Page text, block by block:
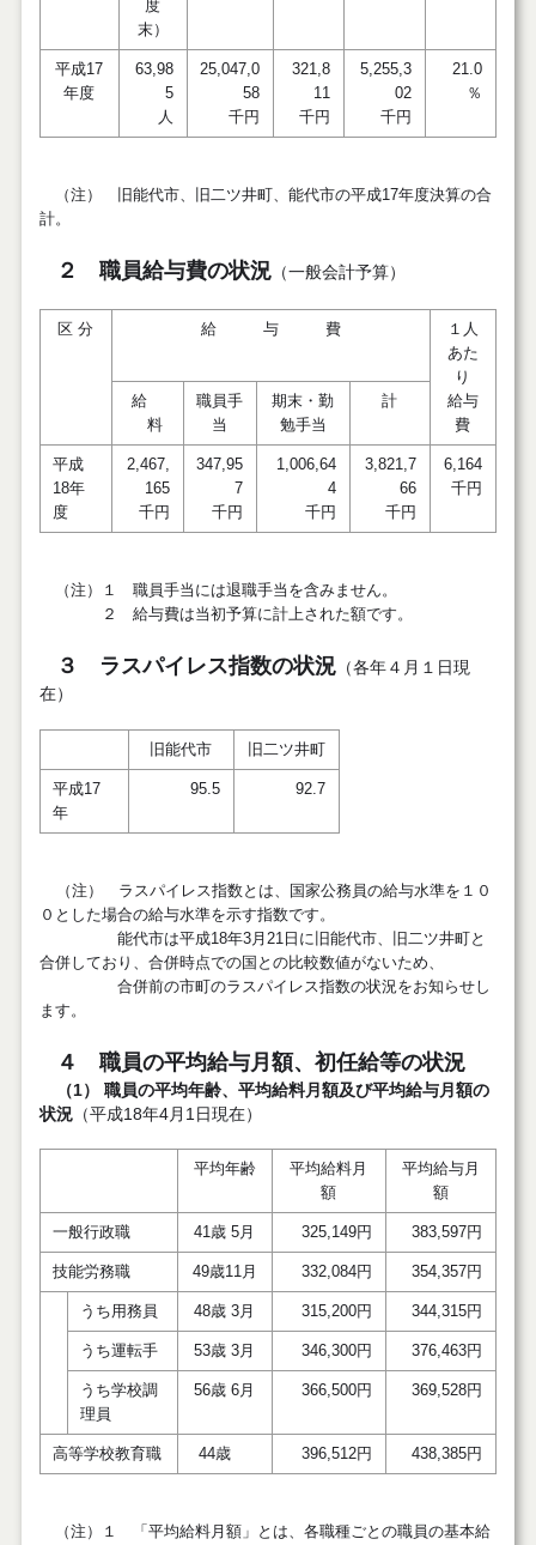
度
末）
平成17
年度
63,98
5
人
25,047,0
58
千円
321,8
11
千円
5,255,3
02
千円
21.0
％
（注） 旧能代市、旧二ツ井町、能代市の平成17年度決算の合
計。
２ 職員給与費の状況（一般会計予算）
区 分 給 与 費
１人
あた
り
給与
費
給
料
職員手
当
期末・勤
勉手当
計
平成
18年
度
2,467,
165
千円
347,95
7
千円
1,006,64
4
千円
3,821,7
66
千円
6,164
千円
（注）１ 職員手当には退職手当を含みません。
２ 給与費は当初予算に計上された額です。
３ ラスパイレス指数の状況（各年４月１日現
在）
旧能代市 旧二ツ井町
平成17
年
95.5 92.7
（注） ラスパイレス指数とは、国家公務員の給与水準を１０
０とした場合の給与水準を示す指数です。
能代市は平成18年3月21日に旧能代市、旧二ツ井町と
合併しており、合併時点での国との比較数値がないため、
合併前の市町のラスパイレス指数の状況をお知らせし
ます。
４ 職員の平均給与月額、初任給等の状況
（1） 職員の平均年齢、平均給料月額及び平均給与月額の
状況（平成18年4月1日現在）
平均年齢
平均給料月
額
平均給与月
額
一般行政職 41歳 5月 325,149円 383,597円
技能労務職 49歳11月 332,084円 354,357円
うち用務員 48歳 3月 315,200円 344,315円
うち運転手 53歳 3月 346,300円 376,463円
うち学校調
理員
56歳 6月 366,500円 369,528円
高等学校教育職 44歳 396,512円 438,385円
（注）１ 「平均給料月額」とは、各職種ごとの職員の基本給